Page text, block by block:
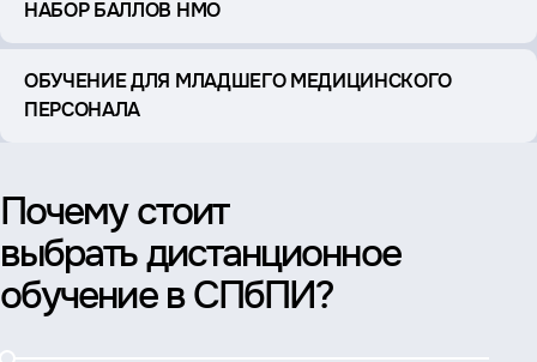
НАБОР БАЛЛОВ НМО
ОБУЧЕНИЕ ДЛЯ МЛАДШЕГО МЕДИЦИНСКОГО
ПЕРСОНАЛА
Почему стоит
выбрать дистанционное
обучение в СПбПИ?